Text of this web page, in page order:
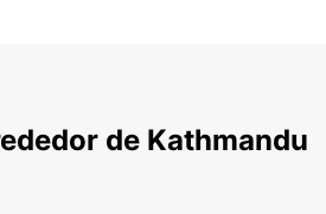
No
de Kathmandu